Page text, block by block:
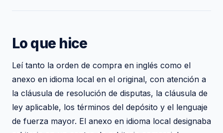
Lo que hice
Leí tanto la orden de compra en inglés como el
anexo en idioma local en el original, con atención a
la cláusula de resolución de disputas, la cláusula de
ley aplicable, los términos del depósito y el lenguaje
de fuerza mayor. El anexo en idioma local designaba